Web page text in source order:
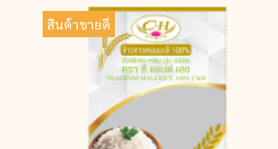
สินค้าขายดี